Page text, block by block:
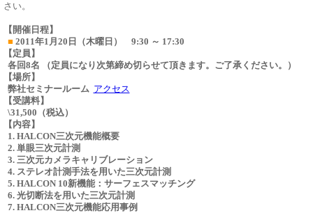
さい。
【開催日程】
■ 2011年1月20日（木曜日） 9:30 ～ 17:30
【定員】
各回8名 （定員になり次第締め切らせて頂きます。ご了承ください。）
【場所】
弊社セミナールーム アクセス
【受講料】
\31,500（税込）
【内容】
1. HALCON三次元機能概要
2. 単眼三次元計測
3. 三次元カメラキャリブレーション
4. ステレオ計測手法を用いた三次元計測
5. HALCON 10新機能：サーフェスマッチング
6. 光切断法を用いた三次元計測
7. HALCON三次元機能応用事例